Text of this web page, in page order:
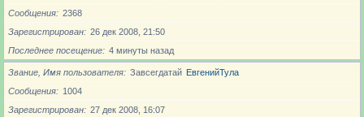
Сообщения
2368
Зарегистрирован
26 дек 2008, 21:50
Последнее посещение
4 минуты назад
Звание, Имя пользователя Завсегдатай ЕвгенийТула
Сообщения
1004
Зарегистрирован
27 дек 2008, 16:07